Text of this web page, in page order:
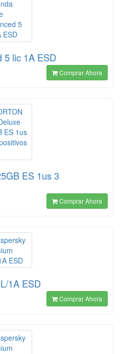
5 lic 1A ESD
Comprar Ahora
ES 1us 3
Comprar Ahora
1A ESD
Comprar Ahora